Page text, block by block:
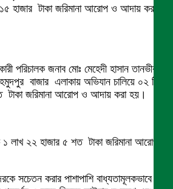
১৫ হাজার টাকা জরিমানা আরোপ ও আদায় করা
পরিচালক জনাব মোঃ মেহেদী হাসান তানভীরএর
বাজার এলাকায় অভিযান চালিয়ে ০২ টি
টাকা জরিমানা আরোপ ও আদায় করা হয়।
১ লাখ ২২ হাজার ৫ শত টাকা জরিমানা আরোপ ও
সচেতন করার পাশাপাশি বাধ্যতামূলকভাবে